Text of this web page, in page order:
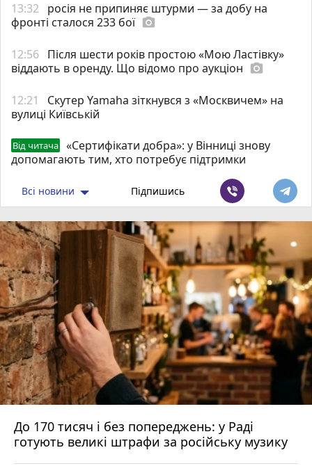
13:32
росія не припиняє штурми — за добу на
фронті сталося 233 бої photo_camera
12:56 Після шести років простою «Мою Ластівку»
віддають в оренду. Що відомо про аукціон photo_camera
12:21
Скутер Yamaha зіткнувся з «Москвичем» на
вулиці Київській
Від читача
«Сертифікати добра»: у Вінниці знову
допомагають тим, хто потребує підтримки
Всі новини Підпишись
До 170 тисяч і без попереджень: у Раді
готують великі штрафи за російську музику